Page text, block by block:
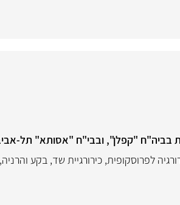
בביה"ח "קפלן", ובבי"ח "אסותא" תל-
לפרוסקופית, כירורגיית שד, בקע והרניה,